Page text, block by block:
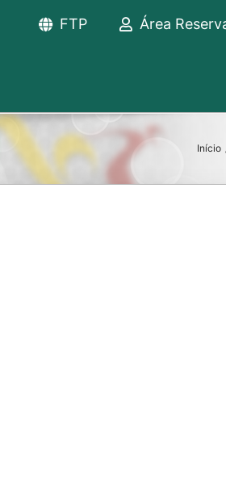
FTP Área
Início